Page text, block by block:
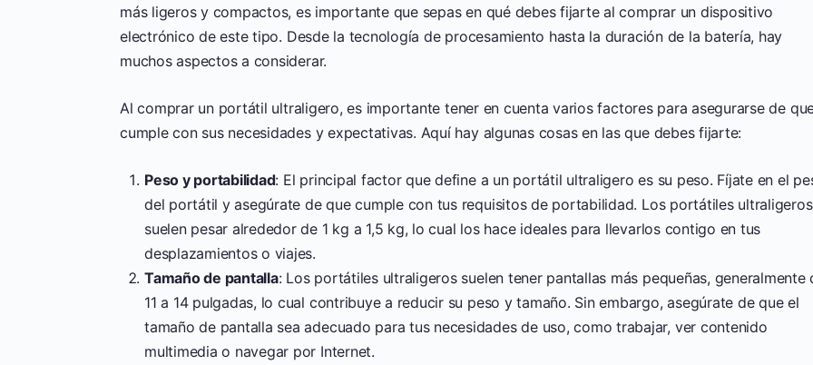
más ligeros y compactos, es importante que sepas en qué debes fijarte al comprar un dispositivo
electrónico de este tipo. Desde la tecnología de procesamiento hasta la duración de la batería, hay
muchos aspectos a considerar.
Al comprar un portátil ultraligero, es importante tener en cuenta varios factores para asegurarse de
cumple con sus necesidades y expectativas. Aquí hay algunas cosas en las que debes fijarte:
Peso y portabilidad: El principal factor que define a un portátil ultraligero es su peso. Fíjate en el
del portátil y asegúrate de que cumple con tus requisitos de portabilidad. Los portátiles ultraligeros
suelen pesar alrededor de 1 kg a 1,5 kg, lo cual los hace ideales para llevarlos contigo en tus
desplazamientos o viajes.
Tamaño de pantalla: Los portátiles ultraligeros suelen tener pantallas más pequeñas, generalmente
11 a 14 pulgadas, lo cual contribuye a reducir su peso y tamaño. Sin embargo, asegúrate de que el
tamaño de pantalla sea adecuado para tus necesidades de uso, como trabajar, ver contenido
multimedia o navegar por Internet.